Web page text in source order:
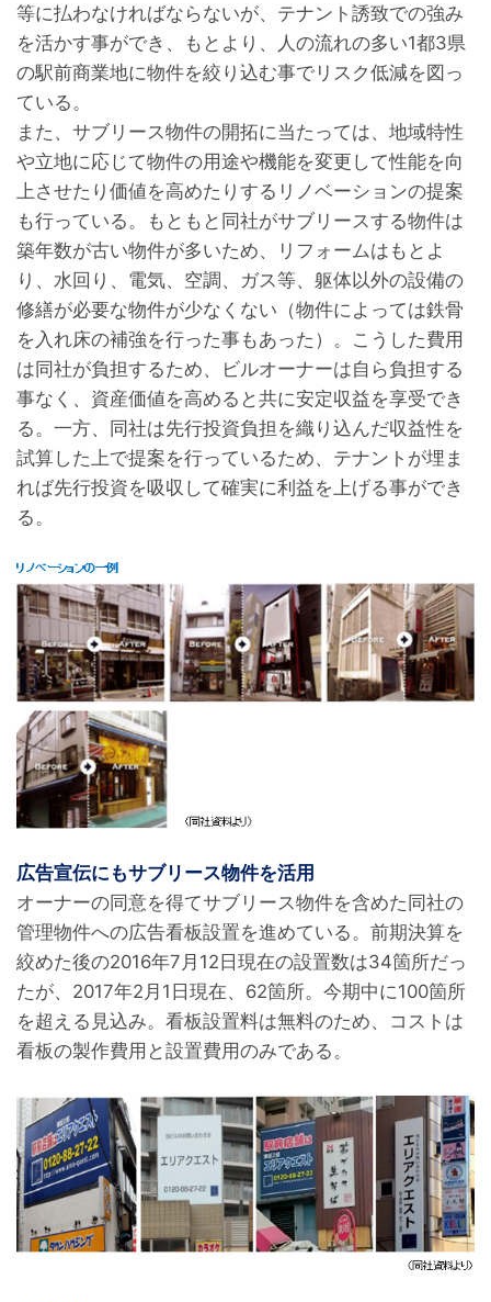
等に払わなければならないが、テナント誘致での強み
を活かす事ができ、もとより、人の流れの多い1都3県
の駅前商業地に物件を絞り込む事でリスク低減を図っ
ている。
また、サブリース物件の開拓に当たっては、地域特性
や立地に応じて物件の用途や機能を変更して性能を向
上させたり価値を高めたりするリノベーションの提案
も行っている。もともと同社がサブリースする物件は
築年数が古い物件が多いため、リフォームはもとよ
り、水回り、電気、空調、ガス等、躯体以外の設備の
修繕が必要な物件が少なくない（物件によっては鉄骨
を入れ床の補強を行った事もあった）。こうした費用
は同社が負担するため、ビルオーナーは自ら負担する
事なく、資産価値を高めると共に安定収益を享受でき
る。一方、同社は先行投資負担を織り込んだ収益性を
試算した上で提案を行っているため、テナントが埋ま
れば先行投資を吸収して確実に利益を上げる事ができ
る。
広告宣伝にもサブリース物件を活用
オーナーの同意を得てサブリース物件を含めた同社の
管理物件への広告看板設置を進めている。前期決算を
絞めた後の2016年7月12日現在の設置数は34箇所だっ
たが、2017年2月1日現在、62箇所。今期中に100箇所
を超える見込み。看板設置料は無料のため、コストは
看板の製作費用と設置費用のみである。